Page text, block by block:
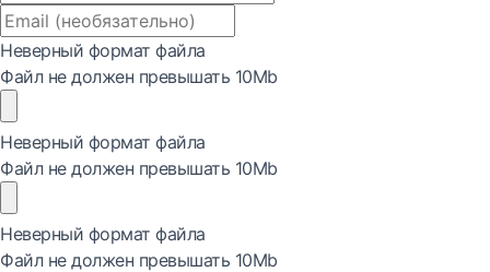
Неверный формат файла
Файл не должен превышать 10Mb
Неверный формат файла
Файл не должен превышать 10Mb
Неверный формат файла
Файл не должен превышать 10Mb